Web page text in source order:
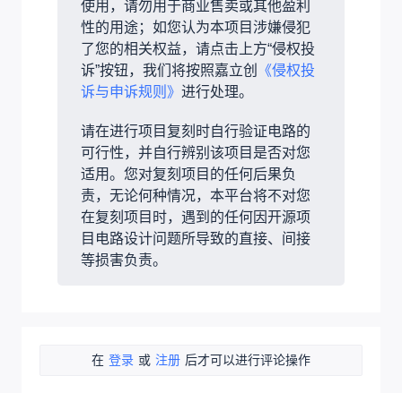
使用，请勿用于商业售卖或其他盈利
性的用途；如您认为本项目涉嫌侵犯
了您的相关权益，请点击上方“侵权投
诉”按钮，我们将按照嘉立创
《侵权投
诉与申诉规则》 进行处理。
请在进行项目复刻时自行验证电路的
可行性，并自行辨别该项目是否对您
适用。您对复刻项目的任何后果负
责，无论何种情况，本平台将不对您
在复刻项目时，遇到的任何因开源项
目电路设计问题所导致的直接、间接
等损害负责。
在 登录 或 注册 后才可以进行评论操作